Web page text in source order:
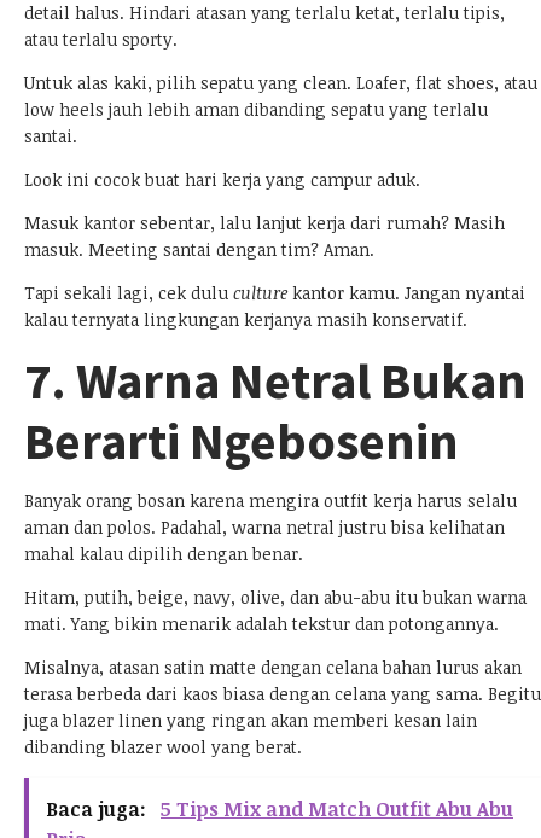
detail halus. Hindari atasan yang terlalu ketat, terlalu tipis,
atau terlalu sporty.
Untuk alas kaki, pilih sepatu yang clean. Loafer, flat shoes, atau
low heels jauh lebih aman dibanding sepatu yang terlalu
santai.
Look ini cocok buat hari kerja yang campur aduk.
Masuk kantor sebentar, lalu lanjut kerja dari rumah? Masih
masuk. Meeting santai dengan tim? Aman.
Tapi sekali lagi, cek dulu culturekantor kamu. Jangan nyantai
kalau ternyata lingkungan kerjanya masih konservatif.
7. Warna Netral Bukan
Berarti Ngebosenin
Banyak orang bosan karena mengira outfit kerja harus selalu
aman dan polos. Padahal, warna netral justru bisa kelihatan
mahal kalau dipilih dengan benar.
Hitam, putih, beige, navy, olive, dan abu-abu itu bukan warna
mati. Yang bikin menarik adalah tekstur dan potongannya.
Misalnya, atasan satin matte dengan celana bahan lurus akan
terasa berbeda dari kaos biasa dengan celana yang sama. Begitu
juga blazer linen yang ringan akan memberi kesan lain
dibanding blazer wool yang berat.
Baca juga: 5 Tips Mix and Match Outfit Abu Abu